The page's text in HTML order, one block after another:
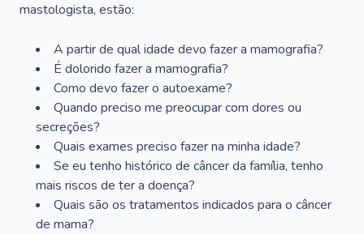
mastologista, estão:
A partir de qual idade devo fazer a mamografia?
É dolorido fazer a mamografia?
Como devo fazer o autoexame?
Quando preciso me preocupar com dores ou
secreções?
Quais exames preciso fazer na minha idade?
Se eu tenho histórico de câncer da família, tenho
mais riscos de ter a doença?
Quais são os tratamentos indicados para o câncer
de mama?